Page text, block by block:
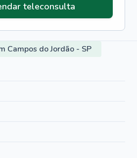
teleconsulta
Campos do Jordão - SP